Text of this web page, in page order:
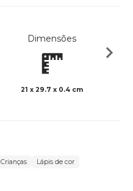
Dimensões
21 x 29.7 x 0.4 cm
Crianças
Lápis de cor